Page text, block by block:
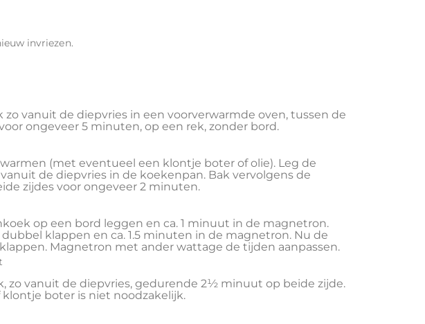
invriezen.
zo vanuit de diepvries in een voorverwarmde oven, tussen de
ongeveer 5 minuten, op een rek, zonder bord.
(met eventueel een klontje boter of olie). Leg de
de diepvries in de koekenpan. Bak vervolgens de
zijdes voor ongeveer 2 minuten.
op een bord leggen en ca. 1 minuut in de magnetron.
klappen en ca. 1.5 minuten in de magnetron. Nu de
Magnetron met ander wattage de tijden aanpassen.
zo vanuit de diepvries, gedurende 2½ minuut op beide zijde.
klontje boter is niet noodzakelijk.